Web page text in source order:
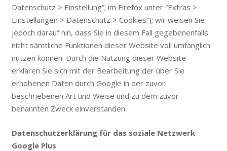
Datenschutz > Einstellung”; im Firefox unter “Extras >
Einstellungen > Datenschutz > Cookies”); wir weisen Sie
jedoch darauf hin, dass Sie in diesem Fall gegebenenfalls
nicht sämtliche Funktionen dieser Website voll umfänglich
nutzen können. Durch die Nutzung dieser Website
erklären Sie sich mit der Bearbeitung der über Sie
erhobenen Daten durch Google in der zuvor
beschriebenen Art und Weise und zu dem zuvor
benannten Zweck einverstanden.
Datenschutzerklärung für das soziale Netzwerk
Google Plus